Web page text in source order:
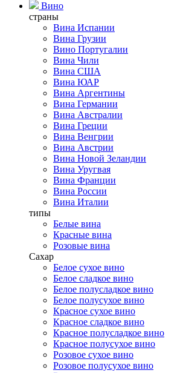
Вино
страны
Вина Испании
Вина Грузии
Вино Португалии
Вина Чили
Вина США
Вина ЮАР
Вина Аргентины
Вина Германии
Вина Австралии
Вина Греции
Вина Венгрии
Вина Австрии
Вина Новой Зеландии
Вина Уругвая
Вина Франции
Вина России
Вина Италии
типы
Белые вина
Красные вина
Розовые вина
Сахар
Белое сухое вино
Белое сладкое вино
Белое полусладкое вино
Белое полусухое вино
Красное сухое вино
Красное сладкое вино
Красное полусладкое вино
Красное полусухое вино
Розовое сухое вино
Розовое полусухое вино